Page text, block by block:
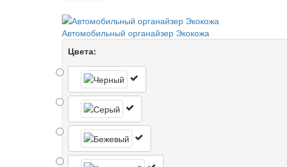
Автомобильный органайзер Экокожа
Цвета: